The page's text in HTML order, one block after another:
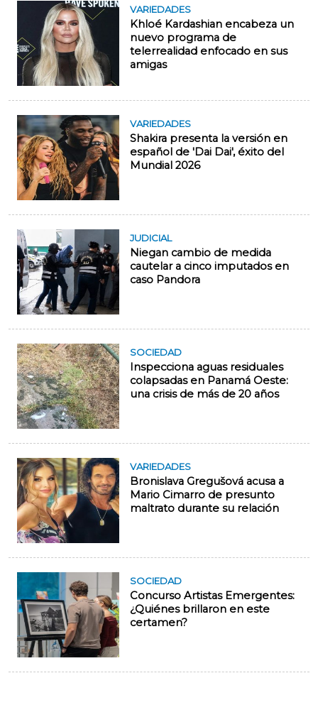
VARIEDADES
Khloé Kardashian encabeza un
nuevo programa de
telerrealidad enfocado en sus
amigas
VARIEDADES
Shakira presenta la versión en
español de 'Dai Dai', éxito del
Mundial 2026
JUDICIAL
Niegan cambio de medida
cautelar a cinco imputados en
caso Pandora
SOCIEDAD
Inspecciona aguas residuales
colapsadas en Panamá Oeste:
una crisis de más de 20 años
VARIEDADES
Bronislava Gregušová acusa a
Mario Cimarro de presunto
maltrato durante su relación
SOCIEDAD
Concurso Artistas Emergentes:
¿Quiénes brillaron en este
certamen?